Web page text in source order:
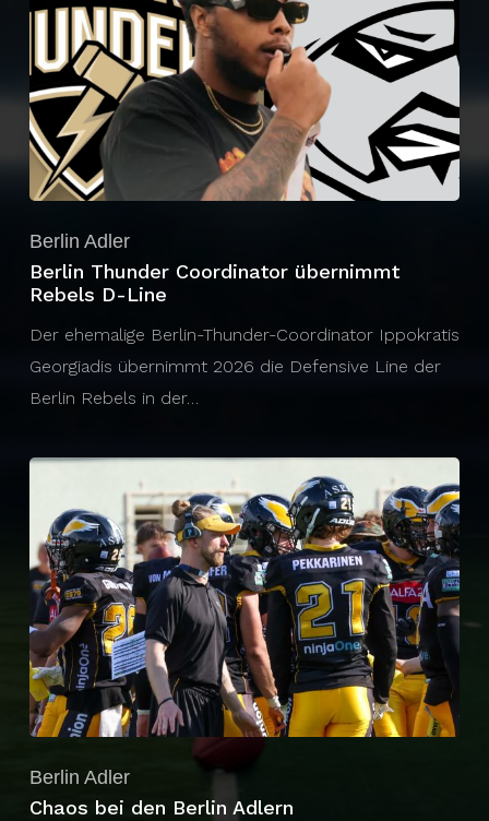
Berlin Adler
Berlin Thunder Coordinator übernimmt
Rebels D-Line
Der ehemalige Berlin-Thunder-Coordinator Ippokratis
Georgiadis übernimmt 2026 die Defensive Line der
Berlin Rebels in der…
Berlin Adler
Chaos bei den Berlin Adlern